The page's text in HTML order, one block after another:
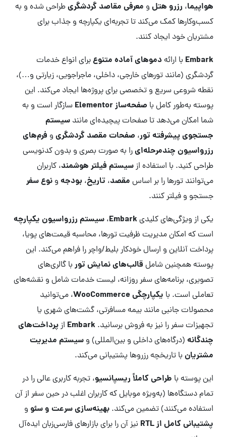
هواپیما، رزرو هتل و معرفی مقاصد گردشگریطراحی شده و به
کسب‌وکارها کمک می‌کند تا تجربه‌ای یکپارچه و جذاب برای
مشتریان خود ایجاد کنند.
Embark با ارائه دموهای آماده متنوعبرای انواع خدمات
گردشگری (مانند تورهای خارجی، داخلی، ماجراجویی، زیارتی و…)،
نقطه شروعی سریع و تخصصی برای پروژه‌ها ایجاد می‌کند. این
پوسته به‌طور کامل با صفحه‌ساز Elementor
سازگار است و به
شما امکان می‌دهد تا صفحات پیچیده‌ای مانند سیستم
جستجوی پیشرفته تور، صفحات مقصد گردشگری و فرم‌های
رزرواسیون چندمرحله‌ایرا به صورت بصری و بدون کدنویسی
طراحی کنید. با استفاده ازسیستم فیلتر هوشمند، کاربران
می‌توانند تورها را بر اساس مقصد، تاریخ، بودجه و نوع سفر
جستجو و فیلتر کنند.
یکی از ویژگی‌های کلیدیEmbark، سیستم رزرواسیون یکپارچه
است که امکان مدیریت ظرفیت تورها، محاسبه قیمت‌های پویا،
پرداخت آنلاین و ارسال خودکار بلیط/واچر را فراهم می‌کند. این
پوسته همچنین شامل قالب‌های نمایش تور با گالری‌های
تصویری، برنامه‌های سفر روزانه، لیست خدمات شامل و نقشه‌های
تعاملی است. با یکپارچگی WooCommerce
، می‌توانید
محصولات جانبی مانند بیمه مسافرتی، گشت‌های شهری یا
تجهیزات سفر را نیز به فروش برسانید. Embark ازپرداخت‌های
چندگانه (درگاه‌های داخلی و بین‌المللی) و سیستم مدیریت
مشتریان با تاریخچه رزروها پشتیبانی می‌کند.
این پوسته با طراحی کاملاً ریسپانسیو، تجربه کاربری عالی را در
تمام دستگاه‌ها (به‌ویژه موبایل که کاربران اغلب در حین سفر از آن
استفاده می‌کنند) تضمین می‌کند. بهینه‌سازی سرعت و سئو و
پشتیبانی کامل از RTL
نیز آن را برای بازارهای فارسی‌زبان ایده‌آل